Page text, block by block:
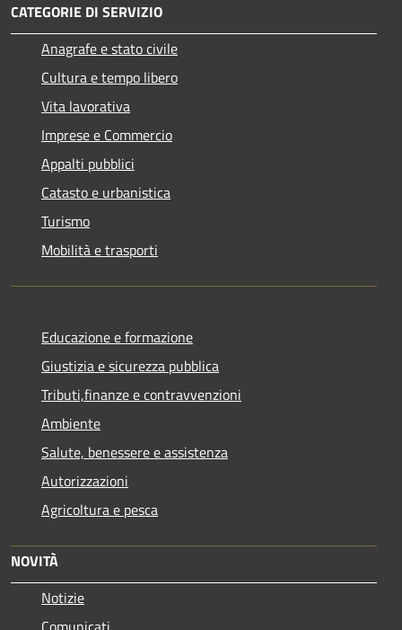
CATEGORIE DI SERVIZIO
Anagrafe e stato civile
Cultura e tempo libero
Vita lavorativa
Imprese e Commercio
Appalti pubblici
Catasto e urbanistica
Turismo
Mobilità e trasporti
Educazione e formazione
Giustizia e sicurezza pubblica
Tributi,finanze e contravvenzioni
Ambiente
Salute, benessere e assistenza
Autorizzazioni
Agricoltura e pesca
NOVITÀ
Notizie